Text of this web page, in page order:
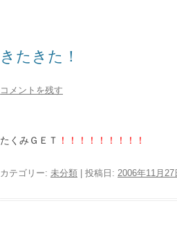
きたきた！
コメントを残す
たくみＧＥＴ ！！！！！！！！！
カテゴリー: 未分類 | 投稿日: 2006年11月27